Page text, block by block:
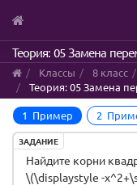
Skip
to
main
content
Теория: 05 Замена
Классы 8 класс
Теория: 05 Замена
1 Пример 2
ЗАДАНИЕ
Найдите корни
\(\displaystyle -